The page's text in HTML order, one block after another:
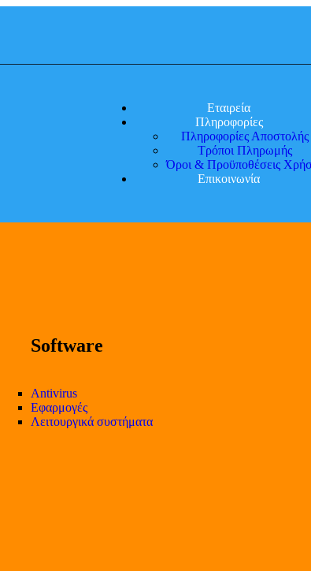
Εταιρεία
Πληροφορίες
Πληροφορίες Αποστολής
Τρόποι Πληρωμής
Όροι & Προϋποθέσεις
Επικοινωνία
Software
Antivirus
Εφαρμογές
Λειτουργικά συστήματα